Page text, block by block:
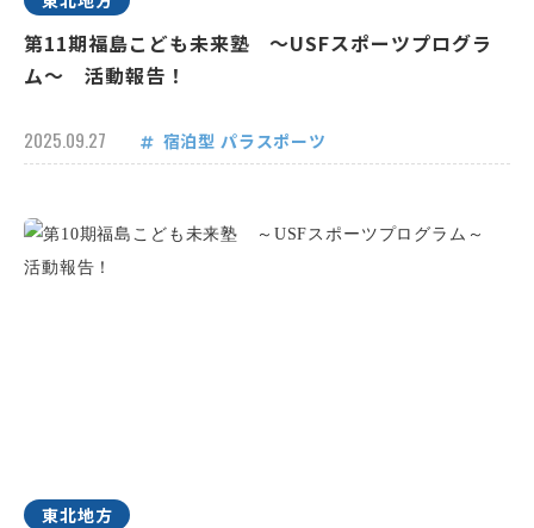
第11期福島こども未来塾 ～USFスポーツプログラ
ム～ 活動報告！
2025.09.27 宿泊型 パラスポーツ
東北地方